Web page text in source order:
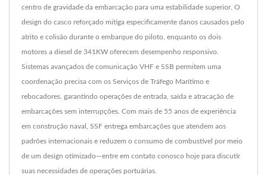
centro de gravidade da embarcação para uma estabilidade superior. O
design do casco reforçado mitiga especificamente danos causados pelo
atrito e colisão durante o embarque do piloto, enquanto os dois
motores a diesel de 341KW oferecem desempenho responsivo.
Sistemas avançados de comunicação VHF e SSB permitem uma
coordenação precisa com os Serviços de Tráfego Marítimo e
rebocadores, garantindo operações de entrada, saída e atracação de
embarcações sem interrupções. Com mais de 55 anos de experiência
em construção naval, SSF entrega embarcações que atendem aos
padrões internacionais e reduzem o consumo de combustível por meio
de um design otimizado—entre em contato conosco hoje para discutir
suas necessidades de operações portuárias.